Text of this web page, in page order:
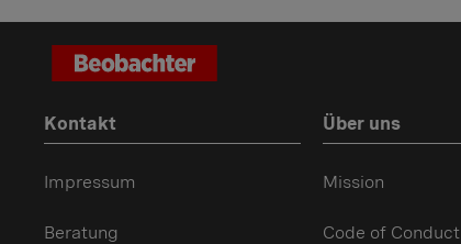
Kontakt
Impressum
Beratung
Über uns
Mission
Code of Conduct